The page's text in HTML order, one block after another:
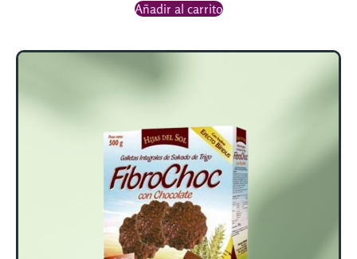
Añadir al carrito